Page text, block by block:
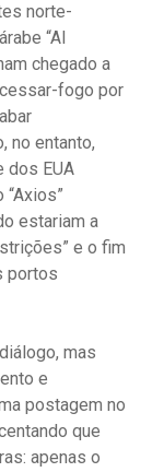
norte-
“Al
chegado a
fogo por
no entanto,
dos EUA
estariam a
e o fim
portos
mas
e
postagem no
que
apenas o